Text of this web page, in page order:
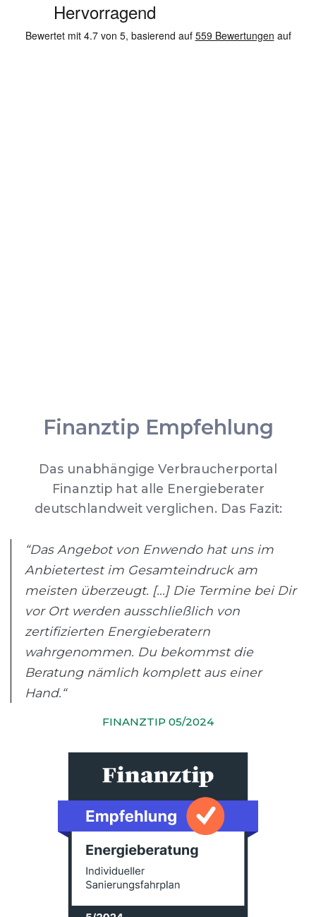
Finanztip Empfehlung
Das unabhängige Verbraucherportal
Finanztip hat alle Energieberater
deutschlandweit verglichen. Das Fazit:
“Das Angebot von Enwendo hat uns im
Anbietertest im Gesamteindruck am
meisten überzeugt. [...] Die Termine bei Dir
vor Ort werden ausschließlich von
zertifizierten Energieberatern
wahrgenommen. Du bekommst die
Beratung nämlich komplett aus einer
Hand.“
FINANZTIP 05/2024